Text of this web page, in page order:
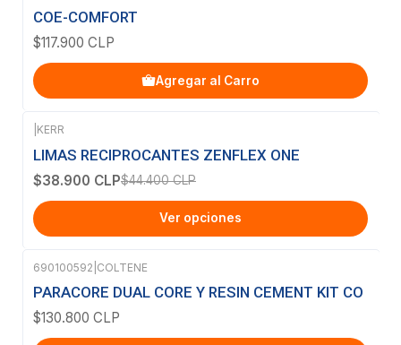
COE-COMFORT
$117.900 CLP
Agregar al Carro
-12%OFF
KERR
LIMAS RECIPROCANTES ZENFLEX ONE
$38.900 CLP$44.400 CLP
Ver opciones
690100592 COLTENE
PARACORE DUAL CORE Y RESIN CEMENT KIT CO
$130.800 CLP